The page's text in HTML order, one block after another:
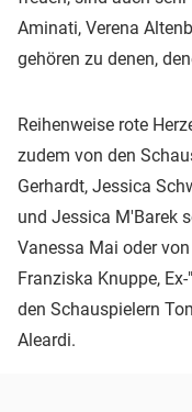
Aminati, Verena
gehören zu denen,
Reihenweise rote
zudem von den
Gerhardt, Jessica
und Jessica M'Barek
Vanessa Mai oder
Franziska Knuppe,
den Schauspielern
Aleardi.